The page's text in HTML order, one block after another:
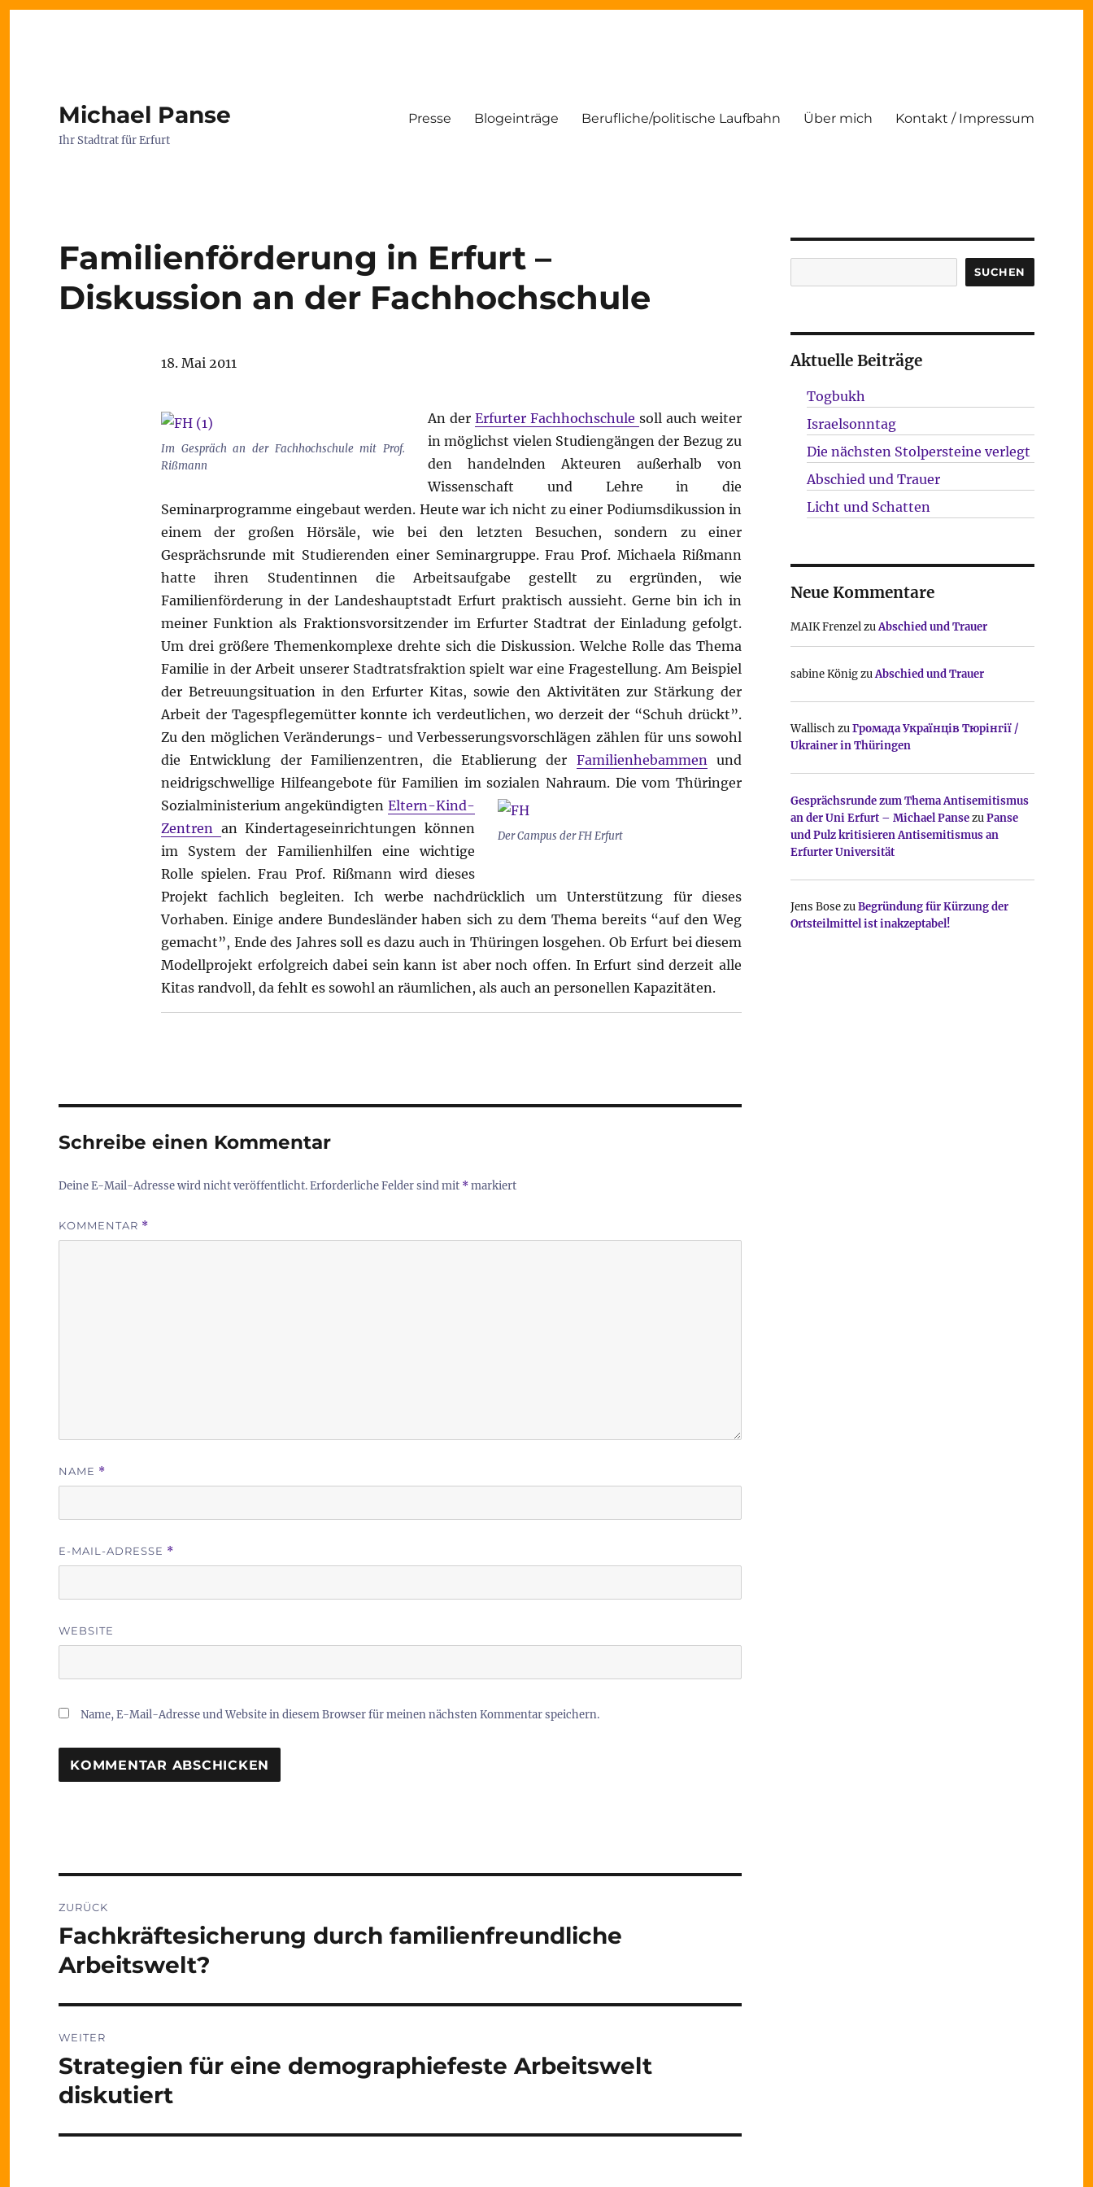
Michael Panse
Ihr Stadtrat für Erfurt
Presse Blogeinträge Berufliche/politische Laufbahn Über mich Kontakt / Impressum
Familienförderung in Erfurt –
Diskussion an der Fachhochschule
18. Mai 2011
Im Gespräch an der Fachhochschule mit Prof.
Rißmann
An der Erfurter Fachhochschule soll auch weiter
in möglichst vielen Studiengängen der Bezug zu
den handelnden Akteuren außerhalb von
Wissenschaft und Lehre in die
Seminarprogramme eingebaut werden. Heute war ich nicht zu einer Podiumsdikussion in
einem der großen Hörsäle, wie bei den letzten Besuchen, sondern zu einer
Gesprächsrunde mit Studierenden einer Seminargruppe. Frau Prof. Michaela Rißmann
hatte ihren Studentinnen die Arbeitsaufgabe gestellt zu ergründen, wie
Familienförderung in der Landeshauptstadt Erfurt praktisch aussieht. Gerne bin ich in
meiner Funktion als Fraktionsvorsitzender im Erfurter Stadtrat der Einladung gefolgt.
Um drei größere Themenkomplexe drehte sich die Diskussion. Welche Rolle das Thema
Familie in der Arbeit unserer Stadtratsfraktion spielt war eine Fragestellung. Am Beispiel
der Betreuungsituation in den Erfurter Kitas, sowie den Aktivitäten zur Stärkung der
Arbeit der Tagespflegemütter konnte ich verdeutlichen, wo derzeit der “Schuh drückt”.
Zu den möglichen Veränderungs- und Verbesserungsvorschlägen zählen für uns sowohl
die Entwicklung der Familienzentren, die Etablierung der Familienhebammenund
neidrigschwellige Hilfeangebote für Familien im sozialen Nahraum.
Der Campus der FH Erfurt
Die vom Thüringer
Sozialministerium angekündigten Eltern-Kind-
Zentren an Kindertageseinrichtungen können
im System der Familienhilfen eine wichtige
Rolle spielen. Frau Prof. Rißmann wird dieses
Projekt fachlich begleiten. Ich werbe nachdrücklich um Unterstützung für dieses
Vorhaben. Einige andere Bundesländer haben sich zu dem Thema bereits “auf den Weg
gemacht”, Ende des Jahres soll es dazu auch in Thüringen losgehen. Ob Erfurt bei diesem
Modellprojekt erfolgreich dabei sein kann ist aber noch offen. In Erfurt sind derzeit alle
Kitas randvoll, da fehlt es sowohl an räumlichen, als auch an personellen Kapazitäten.
Schreibe einen Kommentar
Deine E-Mail-Adresse wird nicht veröffentlicht.Erforderliche Felder sind mit *markiert
KOMMENTAR *
NAME *
E-MAIL-ADRESSE *
WEBSITE
Name, E-Mail-Adresse und Website in diesem Browser für meinen nächsten Kommentar speichern.
ZURÜCK
Vorheriger
Beitrag:
Fachkräftesicherung durch familienfreundliche
Arbeitswelt?
WEITER
Nächster
Beitrag:
Strategien für eine demographiefeste Arbeitswelt
diskutiert
SUCHEN
Aktuelle Beiträge
Togbukh
Israelsonntag
Die nächsten Stolpersteine verlegt
Abschied und Trauer
Licht und Schatten
Neue Kommentare
MAIK FrenzelzuAbschied und Trauer
sabine KönigzuAbschied und Trauer
WallischzuГромада Українців Тюрінгії /
Ukrainer in Thüringen
Gesprächsrunde zum Thema Antisemitismus
an der Uni Erfurt – Michael PansezuPanse
und Pulz kritisieren Antisemitismus an
Erfurter Universität
Jens BosezuBegründung für Kürzung der
Ortsteilmittel ist inakzeptabel!